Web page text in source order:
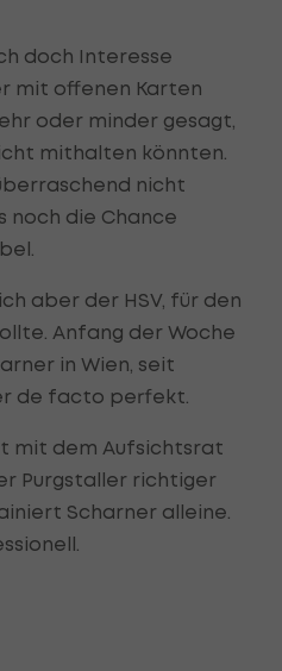
doch Interesse
mit offenen Karten
oder minder gesagt,
mithalten könnten.
nicht
noch die Chance
aber der HSV, für den
Anfang der Woche
in Wien, seit
de facto perfekt.
mit dem Aufsichtsrat
Purgstaller richtiger
Scharner alleine.